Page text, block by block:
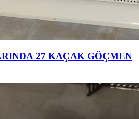
27 KAÇAK GÖÇMEN